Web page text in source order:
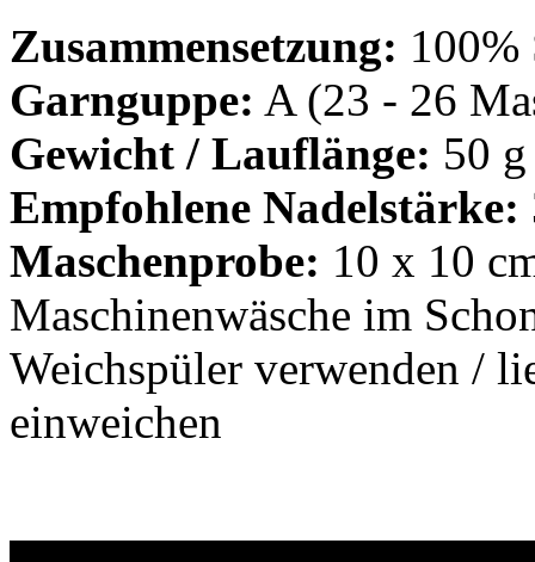
Zusammensetzung: 100%
Garnguppe: A (23 - 26
Gewicht / Lauflänge: 50
Empfohlene Nadelstärke:
Maschenprobe: 10 x 10
Maschinenwäsche im
Weichspüler verwenden /
einweichen